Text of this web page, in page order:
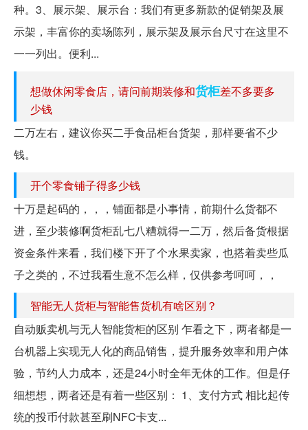
种。3、展示架、展示台：我们有更多新款的促销架及展
示架，丰富你的卖场陈列，展示架及展示台尺寸在这里不
一一列出。便利...
想做休闲零食店，请问前期装修和货柜差不多要多
少钱
二万左右，建议你买二手食品柜台货架，那样要省不少
钱。
开个零食铺子得多少钱
十万是起码的，，，铺面都是小事情，前期什么货都不
进，至少装修啊货柜乱七八糟就得一二万，然后备货根据
资金条件来看，我们楼下开了个水果卖家，也搭着卖些瓜
子之类的，不过我看生意不怎么样，仅供参考呵呵，，
智能无人货柜与智能售货机有啥区别？
自动贩卖机与无人智能货柜的区别 乍看之下，两者都是一
台机器上实现无人化的商品销售，提升服务效率和用户体
验，节约人力成本，还是24小时全年无休的工作。但是仔
细想想，两者还是有着一些区别： 1、支付方式 相比起传
统的投币付款甚至刷NFC卡支...